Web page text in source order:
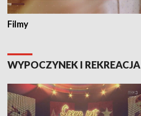
Filmy
WYPOCZYNEK I REKREACJA